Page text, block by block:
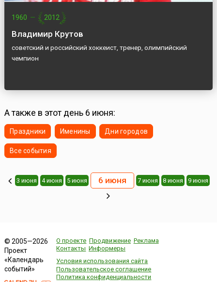
1960 — 2012
Владимир Крутов
советский и российский хоккеист, тренер, олимпийский
чемпион
А также в этот день 6 июня:
Праздники Именины Дни городов
Все события
3 июня 4 июня 5 июня 6 июня 7 июня 8 июня 9 июня
© 2005—2026
Проект
«Календарь
событий»
О проекте Продвижение Реклама
Контакты Информеры
Условия использования сайта
Пользовательское соглашение
Политика конфиденциальности